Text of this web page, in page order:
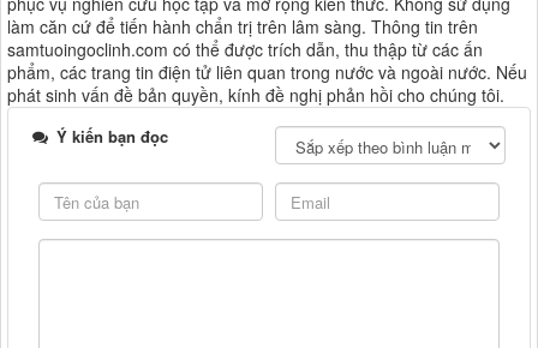
làm căn cứ để tiến hành chẩn trị trên lâm sàng. Thông tin trên
samtuoingoclinh.com có thể được trích dẫn, thu thập từ các ấn
phẩm, các trang tin điện tử liên quan trong nước và ngoài nước. Nếu
phát sinh vấn đề bản quyền, kính đề nghị phản hồi cho chúng tôi.
Ý kiến bạn đọc